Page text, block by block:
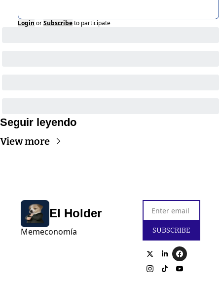
Login orSubscribeto participate
Seguir leyendo
View more
El Holder
Memeconomía SUBSCRIBE